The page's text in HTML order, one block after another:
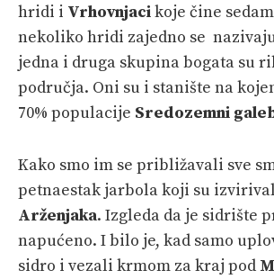
hridi i Vrhovnjacikoje čine
nekoliko hridi zajedno se
jedna i druga skupina bogata su
područja. Oni su i stanište na
70% populacije Sredozemni
Kako smo im se približavali sve
petnaestak jarbola koji su
Arženjaka. Izgleda da je sidrište
napućeno. I bilo je, kad samo
sidro i vezali krmom za kraj pod